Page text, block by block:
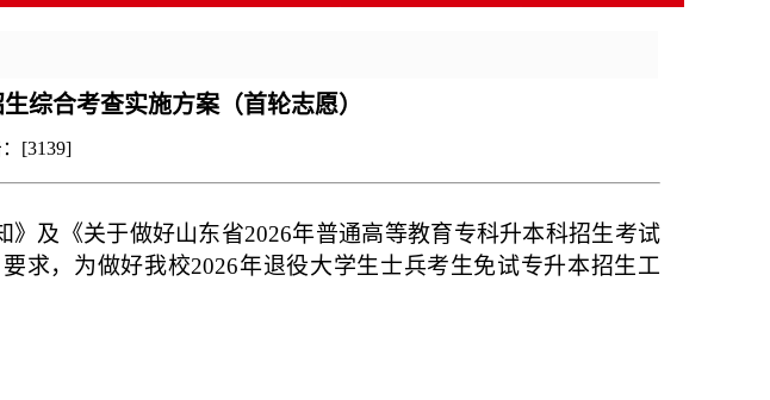
综合考查实施方案（首轮志愿）
：[3139]
及《关于做好山东省2026年普通高等教育专科升本科招生考试
求，为做好我校2026年退役大学生士兵考生免试专升本招生工